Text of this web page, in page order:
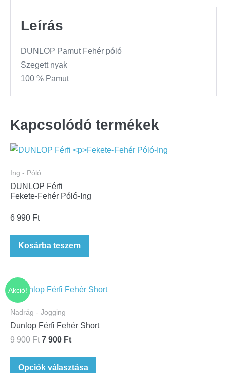
Leírás
DUNLOP Pamut Fehér póló
Szegett nyak
100 % Pamut
Kapcsolódó termékek
Ing - Póló
DUNLOP Férfi
Fekete-Fehér Póló-Ing
6 990 Ft
Kosárba teszem
Akció!
Nadrág - Jogging
Dunlop Férfi Fehér Short
9 900Ft 7 900 Ft
Opciók választása